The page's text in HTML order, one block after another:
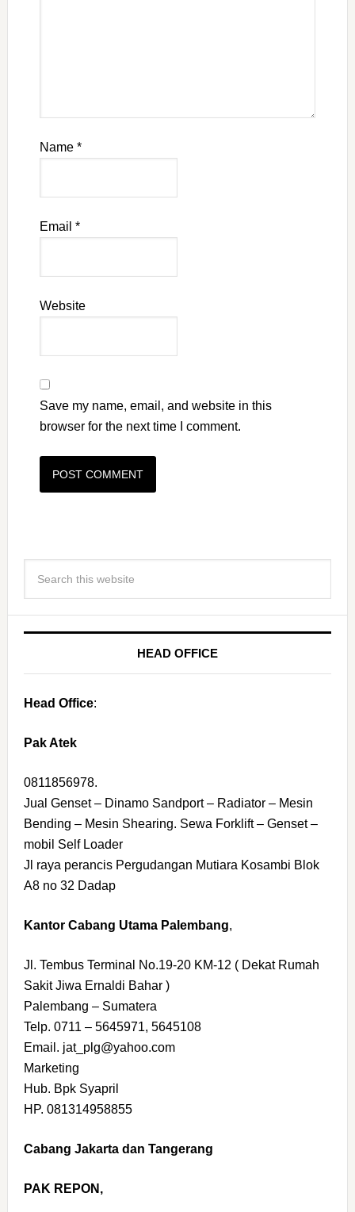
Name *
Email *
Website
Save my name, email, and website in this
browser for the next time I comment.
HEAD OFFICE
Head Office:
Pak Atek
0811856978.
Jual Genset – Dinamo Sandport – Radiator – Mesin
Bending – Mesin Shearing. Sewa Forklift – Genset –
mobil Self Loader
Jl raya perancis Pergudangan Mutiara Kosambi Blok
A8 no 32 Dadap
Kantor Cabang Utama Palembang,
Jl. Tembus Terminal No.19-20 KM-12 ( Dekat Rumah
Sakit Jiwa Ernaldi Bahar )
Palembang – Sumatera
Telp. 0711 – 5645971, 5645108
Email. jat_plg@yahoo.com
Marketing
Hub. Bpk Syapril
HP. 081314958855
Cabang Jakarta dan Tangerang
PAK REPON,